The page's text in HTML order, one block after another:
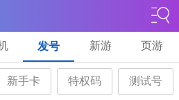
发号 新游 页游
新手卡 特权码 测试号